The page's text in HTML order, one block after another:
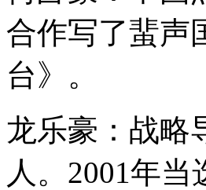
合作写了蜚声
台》。
龙乐豪：战略
人。2001年